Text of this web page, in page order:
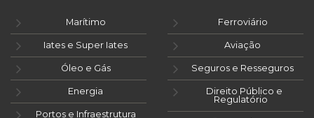
Marítimo
Iates e Super Iates
Óleo e Gás
Energia
Portos e Infraestrutura
Ferroviário
Aviação
Seguros e Resseguros
Direito Público e
Regulatório